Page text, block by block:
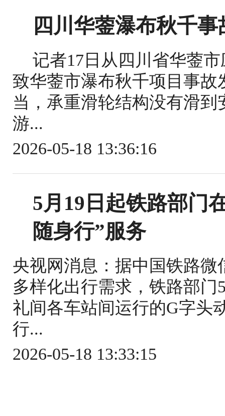
四川华蓥瀑布秋千
记者17日从四川省华蓥
致华蓥市瀑布秋千项目事
当，承重滑轮结构没有滑
游...
2026-05-18 13:36:16
5月19日起铁路部门
随身行”服务
央视网消息：据中国铁路
多样化出行需求，铁路部门
礼间各车站间运行的G字头
行...
2026-05-18 13:33:15